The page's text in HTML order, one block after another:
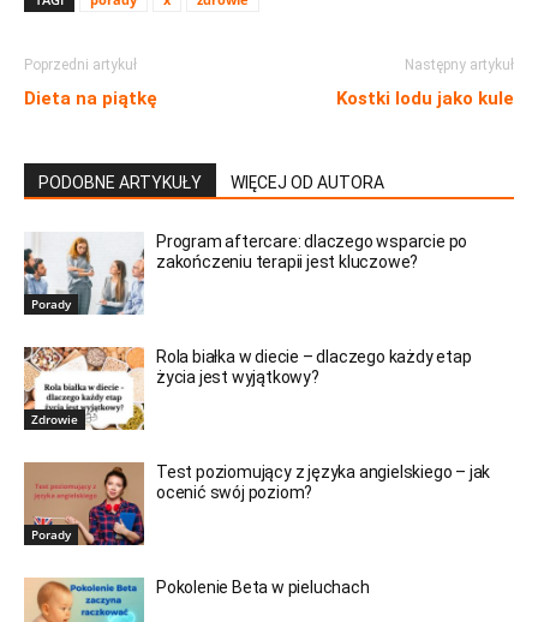
Poprzedni artykuł
Dieta na piątkę
Następny artykuł
Kostki lodu jako kule
PODOBNE ARTYKUŁY WIĘCEJ OD AUTORA
Porady
Program aftercare: dlaczego wsparcie po
zakończeniu terapii jest kluczowe?
Zdrowie
Rola białka w diecie – dlaczego każdy etap
życia jest wyjątkowy?
Porady
Test poziomujący z języka angielskiego – jak
ocenić swój poziom?
Pokolenie Beta w pieluchach